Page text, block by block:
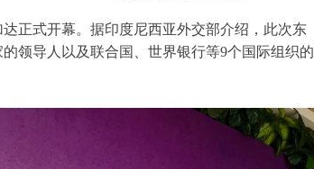
正式开幕。据印度尼西亚外交部介绍，此次东
领导人以及联合国、世界银行等9个国际组织的